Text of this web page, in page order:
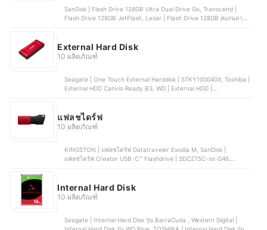
SanDisk | Flash Drive 128GB Ultra Dual Drive Go, Transcend |
Flash Drive 128GB JetFlash, Lexar | Flash Drive 128GB สแกนลาย
External Hard Disk
10 ผลิตภัณฑ์
Seagate | One Touch External Harddisk | STKY100040X, Toshiba |
External HDD Canvio Ready B3, WD | External HDD |
แฟลชไดร์ฟ
10 ผลิตภัณฑ์
KINGSTON | แฟลชไดร์ฟ Datatraveler Exodia M, SanDisk |
แฟลชไดร์ฟ Creator USB-C™ Flashdrive | SDCZ75C-xx-G46,
Internal Hard Disk
10 ผลิตภัณฑ์
Seagate | Internal Hard Disk รุ่น BarraCuda , Western Digital |